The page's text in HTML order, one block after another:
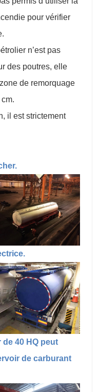
pour vérifier
n’est pas
des poutres, elle
de remorquage
il est strictement
40 HQ peut
de carburant